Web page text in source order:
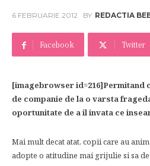
6 FEBRUARIE 2012 BY REDACTIA
Facebook Twitter
[imagebrowser id=216]Permitand
de companie de la o varsta
oportunitate de a il invata ce
Mai mult decat atat, copii care au
adopte o atitudine mai grijulie si sa